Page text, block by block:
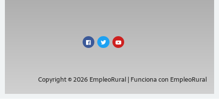
Copyright © 2026 EmpleoRural | Funciona con EmpleoRural